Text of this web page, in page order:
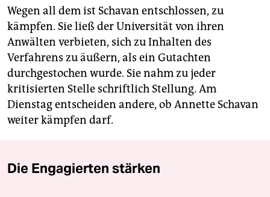
Wegen all dem ist Schavan entschlossen, zu
kämpfen. Sie ließ der Universität von ihren
Anwälten verbieten, sich zu Inhalten des
Verfahrens zu äußern, als ein Gutachten
durchgestochen wurde. Sie nahm zu jeder
kritisierten Stelle schriftlich Stellung. Am
Dienstag entscheiden andere, ob Annette Schavan
weiter kämpfen darf.
Die Engagierten stärken